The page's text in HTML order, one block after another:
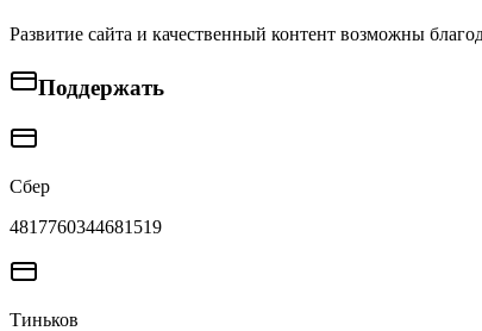
Развитие сайта и качественный контент возможны
Поддержать
Сбер
4817760344681519
Тиньков